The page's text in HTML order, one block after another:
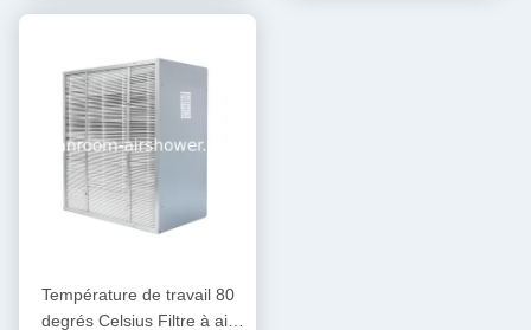
sécurité de l'air
Température de travail 80
degrés Celsius Filtre à air